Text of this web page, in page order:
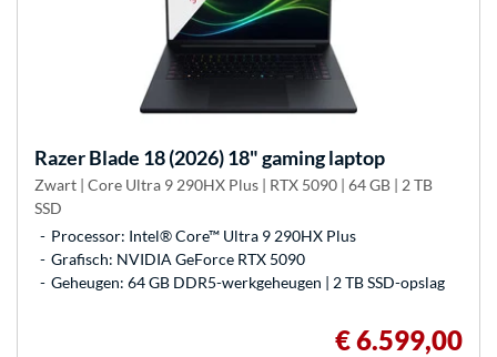
RazerBlade 18 (2026) 18" gaming laptop
Zwart | Core Ultra 9 290HX Plus | RTX 5090 | 64 GB | 2 TB
SSD
Processor: Intel® Core™ Ultra 9 290HX Plus
Grafisch: NVIDIA GeForce RTX 5090
Geheugen: 64 GB DDR5-werkgeheugen | 2 TB SSD-opslag
€ 6.599,00